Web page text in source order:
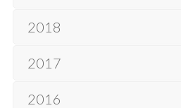
2018
2017
2016